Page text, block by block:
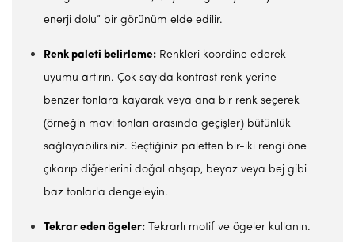
enerji dolu” bir görünüm elde edilir.
Renk paleti belirleme: Renkleri koordine ederek
uyumu artırın. Çok sayıda kontrast renk yerine
benzer tonlara kayarak veya ana bir renk seçerek
(örneğin mavi tonları arasında geçişler) bütünlük
sağlayabilirsiniz. Seçtiğiniz paletten bir-iki rengi öne
çıkarıp diğerlerini doğal ahşap, beyaz veya bej gibi
baz tonlarla dengeleyin.
Tekrar eden ögeler: Tekrarlı motif ve ögeler kullanın.